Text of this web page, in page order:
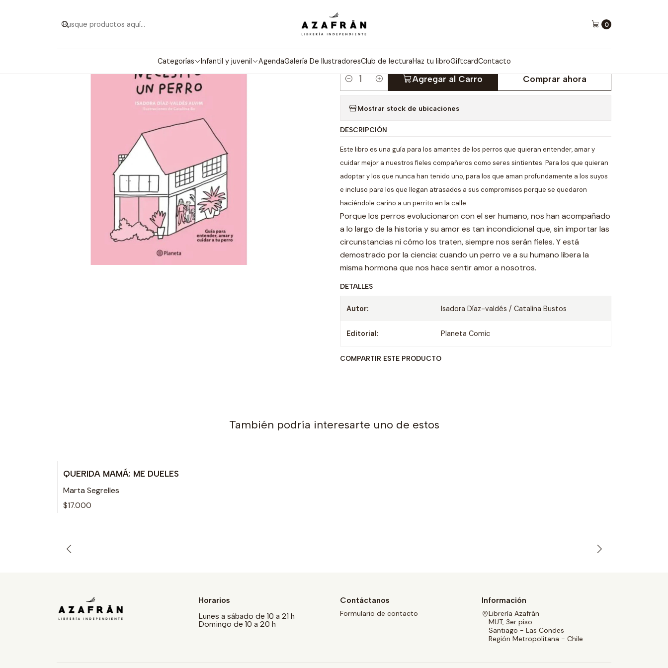
0
Categorías Infantil y juvenil AgendaGalería De IlustradoresClub de lecturaHaz tu libroGiftcardContacto
Solo Necesito Un Perro
SOLO NECESITO UN PERRO
Cantidad
Agregar al Carro Comprar ahora
Mostrar stock de ubicaciones
DESCRIPCIÓN
Este libro es una guía para los amantes de los perros que quieran entender, amar y
cuidar mejor a nuestros fieles compañeros como seres sintientes. Para los que quieran
adoptar y los que nunca han tenido uno, para los que aman profundamente a los suyos
e incluso para los que llegan atrasados a sus compromisos porque se quedaron
haciéndole cariño a un perrito en la calle.
Porque los perros evolucionaron con el ser humano, nos han acompañado
a lo largo de la historia y su amor es tan incondicional que, sin importar las
circunstancias ni cómo los traten, siempre nos serán fieles. Y está
demostrado por la ciencia: cuando un perro ve a su humano libera la
misma hormona que nos hace sentir amor a nosotros.
DETALLES
Autor: Isadora Díaz-valdés / Catalina Bustos
Editorial: Planeta Comic
COMPARTIR ESTE PRODUCTO
También podría interesarte uno de estos
Agotado
QUERIDA MAMÁ: ME DUELES
Marta Segrelles
$17.000
Horarios
Lunes a sábado de 10 a 21 h
Domingo de 10 a 20 h
Contáctanos
Formulario de contacto
Información
Librería Azafrán
MUT, 3er piso
Santiago - Las Condes
Región Metropolitana - Chile